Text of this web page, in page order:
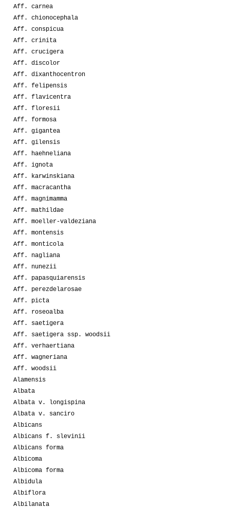
Aff. carnea
Aff. chionocephala
Aff. conspicua
Aff. crinita
Aff. crucigera
Aff. discolor
Aff. dixanthocentron
Aff. felipensis
Aff. flavicentra
Aff. floresii
Aff. formosa
Aff. gigantea
Aff. gilensis
Aff. haehneliana
Aff. ignota
Aff. karwinskiana
Aff. macracantha
Aff. magnimamma
Aff. mathildae
Aff. moeller-valdeziana
Aff. montensis
Aff. monticola
Aff. nagliana
Aff. nunezii
Aff. papasquiarensis
Aff. perezdelarosae
Aff. picta
Aff. roseoalba
Aff. saetigera
Aff. saetigera ssp. woodsii
Aff. verhaertiana
Aff. wagneriana
Aff. woodsii
Alamensis
Albata
Albata v. longispina
Albata v. sanciro
Albicans
Albicans f. slevinii
Albicans forma
Albicoma
Albicoma forma
Albidula
Albiflora
Albilanata